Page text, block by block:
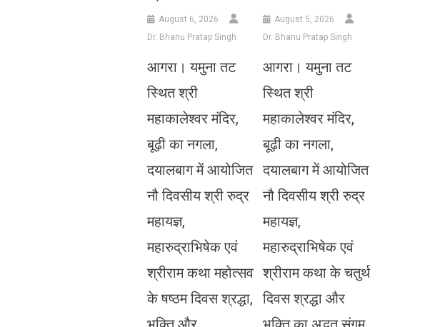
August 6, 2026
Dr. Bhanu Pratap Singh
आगरा। यमुना तट
स्थित श्री
महाकालेश्वर मंदिर,
बूढ़ी का नगला,
दयालबाग में आयोजित
नौ दिवसीय श्री रुद्र
महायज्ञ,
महारुद्राभिषेक एवं
श्रीराम कथा महोत्सव
के षष्ठम दिवस श्रद्धा,
August 5, 2026
Dr. Bhanu Pratap Singh
आगरा। यमुना तट
स्थित श्री
महाकालेश्वर मंदिर,
बूढ़ी का नगला,
दयालबाग में आयोजित
नौ दिवसीय श्री रुद्र
महायज्ञ,
महारुद्राभिषेक एवं
श्रीराम कथा के चतुर्थ
दिवस श्रद्धा और